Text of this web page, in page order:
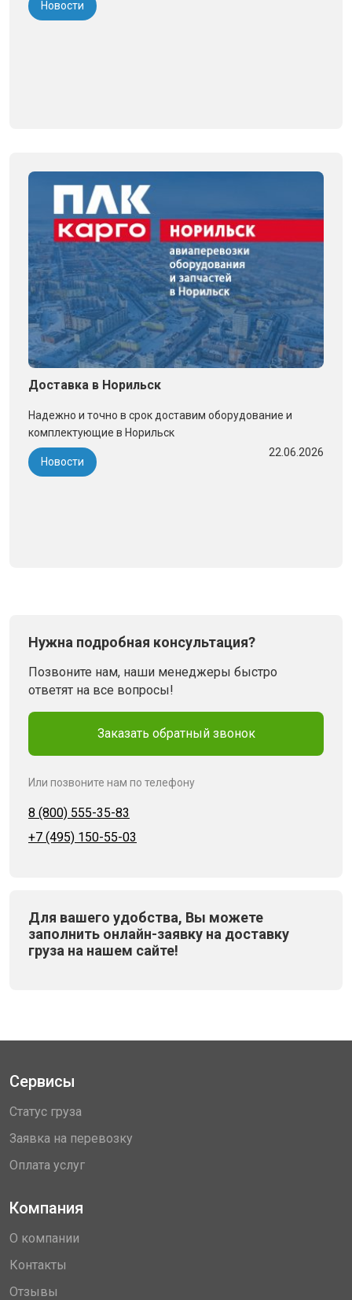
Новости
Доставка в Норильск
Надежно и точно в срок доставим оборудование и
комплектующие в Норильск
Новости
22.06.2026
Нужна подробная консультация?
Позвоните нам, наши менеджеры быстро
ответят на все вопросы!
Заказать обратный звонок
Или позвоните нам по телефону
8 (800) 555-35-83
+7 (495) 150-55-03
Для вашего удобства, Вы можете
заполнить онлайн-заявку на доставку
груза на нашем сайте!
Сервисы
Статус груза
Заявка на перевозку
Оплата услуг
Компания
О компании
Контакты
Отзывы